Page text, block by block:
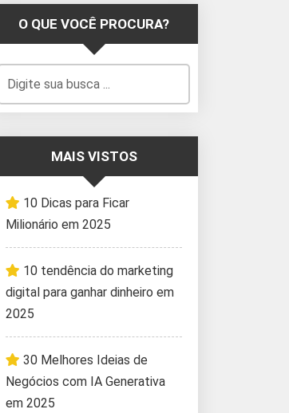
O QUE VOCÊ PROCURA?
MAIS VISTOS
10 Dicas para Ficar
Milionário em 2025
10 tendência do marketing
digital para ganhar dinheiro em
2025
30 Melhores Ideias de
Negócios com IA Generativa
em 2025